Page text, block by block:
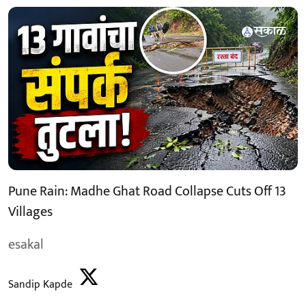
Pune Rain: Madhe Ghat Road Collapse Cuts Off 13
Villages
esakal
Sandip Kapde